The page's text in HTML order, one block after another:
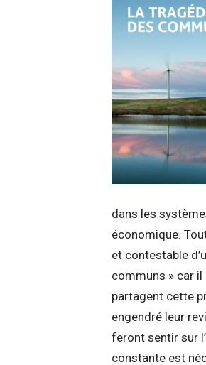
dans les
économique.
et contestable
communs » car il
partagent cette
engendré leur
feront sentir sur
constante est